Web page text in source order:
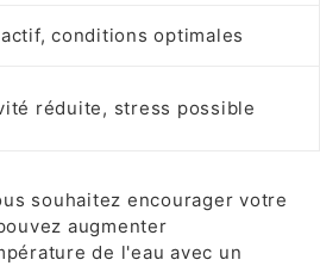
conditions optimales
réduite, stress possible
souhaitez encourager votre
augmenter
de l'eau avec un